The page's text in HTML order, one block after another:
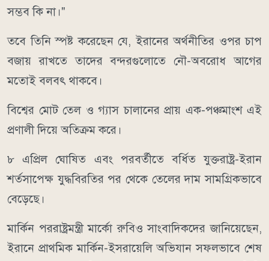
সম্ভব কি না।"
তবে তিনি স্পষ্ট করেছেন যে, ইরানের অর্থনীতির ওপর চাপ
বজায় রাখতে তাদের বন্দরগুলোতে নৌ-অবরোধ আগের
মতোই বলবৎ থাকবে।
বিশ্বের মোট তেল ও গ্যাস চালানের প্রায় এক-পঞ্চমাংশ এই
প্রণালী দিয়ে অতিক্রম করে।
৮ এপ্রিল ঘোষিত এবং পরবর্তীতে বর্ধিত যুক্তরাষ্ট্র-ইরান
শর্তসাপেক্ষ যুদ্ধবিরতির পর থেকে তেলের দাম সামগ্রিকভাবে
বেড়েছে।
মার্কিন পররাষ্ট্রমন্ত্রী মার্কো রুবিও সাংবাদিকদের জানিয়েছেন,
ইরানে প্রাথমিক মার্কিন-ইসরায়েলি অভিযান সফলভাবে শেষ